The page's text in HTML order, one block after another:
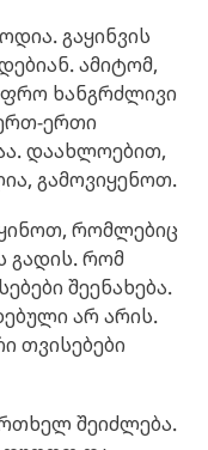
გაყინვის
ამიტომ,
ხანგრძლივი
ერთი
დაახლოებით,
გამოვიყენოთ.
რომლებიც
გადის. რომ
შეენახება.
არ არის.
თვისებები
შეიძლება.